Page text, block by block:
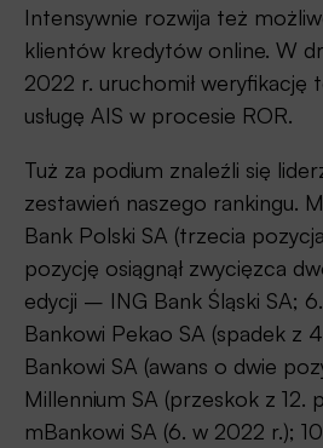
Intensywnie rozwija też
klientów kredytów online. W
2022 r. uruchomił weryfikację
usługę AIS w procesie ROR.
Tuż za podium znaleźli się
zestawień naszego rankingu.
Bank Polski SA (trzecia
pozycję osiągnął zwycięzca
edycji – ING Bank Śląski SA;
Bankowi Pekao SA (spadek z
Bankowi SA (awans o dwie
Millennium SA (przeskok z 12.
mBankowi SA (6. w 2022 r.);